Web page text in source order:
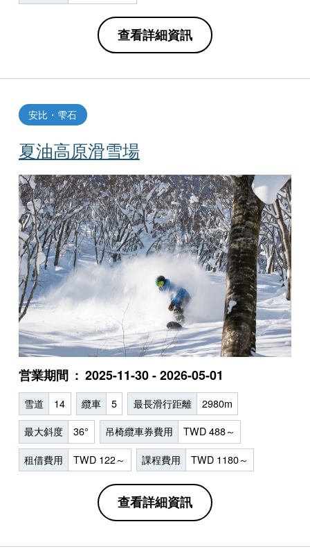
查看詳細資訊
夏油高原滑雪場
安比・雫石
営業期間 2025-11-30 - 2026-05-01
雪道 14 纜車 5 最長滑行距離 2980m
最大斜度 36° 吊椅纜車券費用 TWD 488～
租借費用 TWD 122～ 課程費用 TWD 1180～
查看詳細資訊